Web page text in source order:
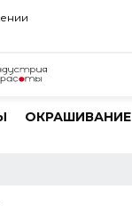
ОКРАШИВАНИЕ